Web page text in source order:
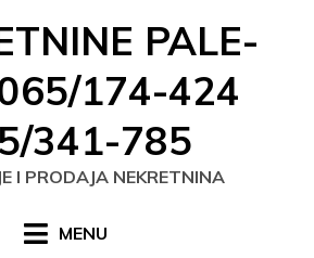
PALE-
174-424
341-785
I PRODAJA NEKRETNINA
MENU